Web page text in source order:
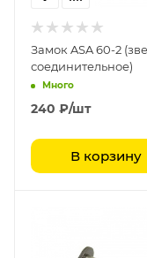
Замок ASA 60-2
соединительное)
Много
240 ₽/шт
В корзину